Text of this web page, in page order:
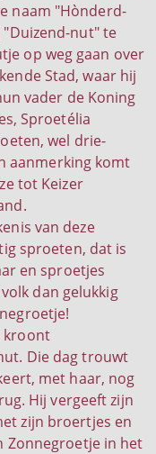
naam "Hònderd-
nut" te
op weg gaan over
Stad, waar hij
vader de Koning
Sproetélia
wel drie-
aanmerking komt
tot Keizer
van deze
sproeten, dat is
en sproetjes
dan gelukkig
kroont
Die dag trouwt
met haar, nog
Hij vergeeft zijn
zijn broertjes en
Zonnegroetje in het